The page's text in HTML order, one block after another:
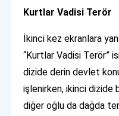
Kurtlar Vadisi Terör
İkinci kez ekranlara
“Kurtlar Vadisi Terör”
dizide derin devlet
işlenirken, ikinci dizide
diğer oğlu da dağda